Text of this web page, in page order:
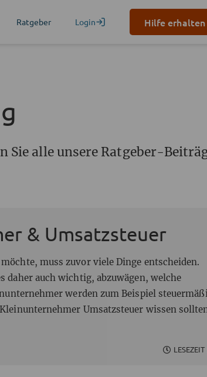
Ratgeber Login Hilfe erhalten
Sie alle unsere Ratgeber-
& Umsatzsteuer
muss zuvor viele Dinge entscheiden.
daher auch wichtig, abzuwägen, welche
werden zum Beispiel
Umsatzsteuer wissen